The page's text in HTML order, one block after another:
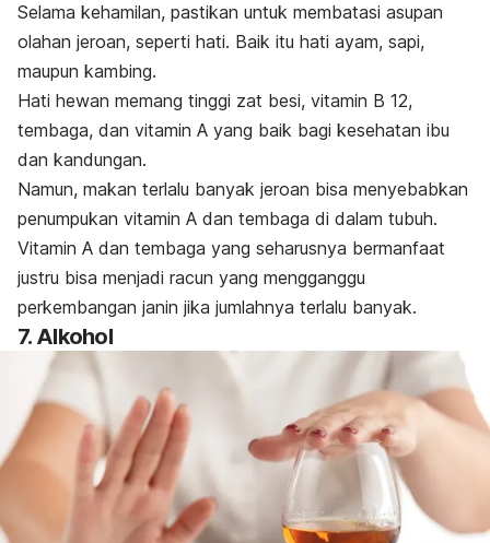
Selama kehamilan, pastikan untuk membatasi asupan
olahan jeroan, seperti hati. Baik itu hati ayam, sapi,
maupun kambing.
Hati hewan memang tinggi zat besi, vitamin B 12,
tembaga, dan vitamin A yang baik bagi kesehatan ibu
dan kandungan.
Namun, makan terlalu banyak jeroan bisa menyebabkan
penumpukan vitamin A dan tembaga di dalam tubuh.
Vitamin A dan tembaga yang seharusnya bermanfaat
justru bisa menjadi racun yang mengganggu
perkembangan janin jika jumlahnya terlalu banyak.
7. Alkohol